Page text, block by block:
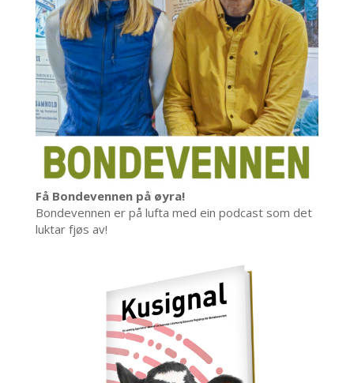
Få Bondevennen på øyra!
Bondevennen er på lufta med ein podcast som det
luktar fjøs av!